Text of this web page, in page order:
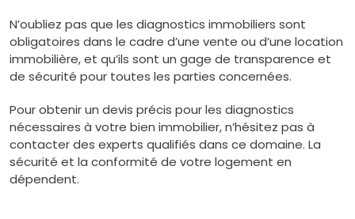
N’oubliez pas que les diagnostics immobiliers sont
obligatoires dans le cadre d’une vente ou d’une location
immobilière, et qu’ils sont un gage de transparence et
de sécurité pour toutes les parties concernées.
Pour obtenir un devis précis pour les diagnostics
nécessaires à votre bien immobilier, n’hésitez pas à
contacter des experts qualifiés dans ce domaine. La
sécurité et la conformité de votre logement en
dépendent.